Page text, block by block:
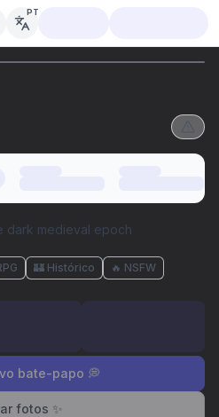
PT
dark medieval epoch
🏰 Histórico 🔥 NSFW
bate-papo 💭
fotos ✨